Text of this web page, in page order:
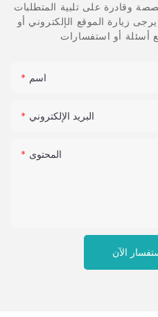
وقادرة على تلبية المتطلبات
زيارة الموقع الإلكتروني أو
اسم
البريد الإلكتروني
المحتوى
الآن